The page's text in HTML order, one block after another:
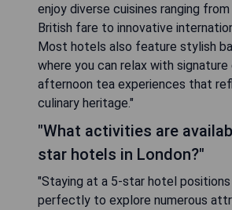
enjoy diverse cuisines ranging
British fare to innovative
Most hotels also feature stylish
where you can relax with
afternoon tea experiences that
culinary heritage."
"What activities are
star hotels in London?"
"Staying at a 5-star hotel
perfectly to explore numerous